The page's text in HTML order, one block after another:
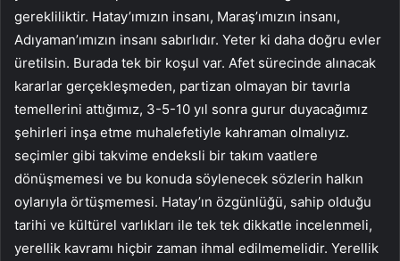
gerekliliktir. Hatay’ımızın insanı, Maraş’ımızın insanı,
Adıyaman’ımızın insanı sabırlıdır. Yeter ki daha doğru evler
üretilsin. Burada tek bir koşul var. Afet sürecinde alınacak
kararlar gerçekleşmeden, partizan olmayan bir tavırla
temellerini attığımız, 3-5-10 yıl sonra gurur duyacağımız
şehirleri inşa etme muhalefetiyle kahraman olmalıyız.
seçimler gibi takvime endeksli bir takım vaatlere
dönüşmemesi ve bu konuda söylenecek sözlerin halkın
oylarıyla örtüşmemesi. Hatay’ın özgünlüğü, sahip olduğu
tarihi ve kültürel varlıkları ile tek tek dikkatle incelenmeli,
yerellik kavramı hiçbir zaman ihmal edilmemelidir. Yerellik